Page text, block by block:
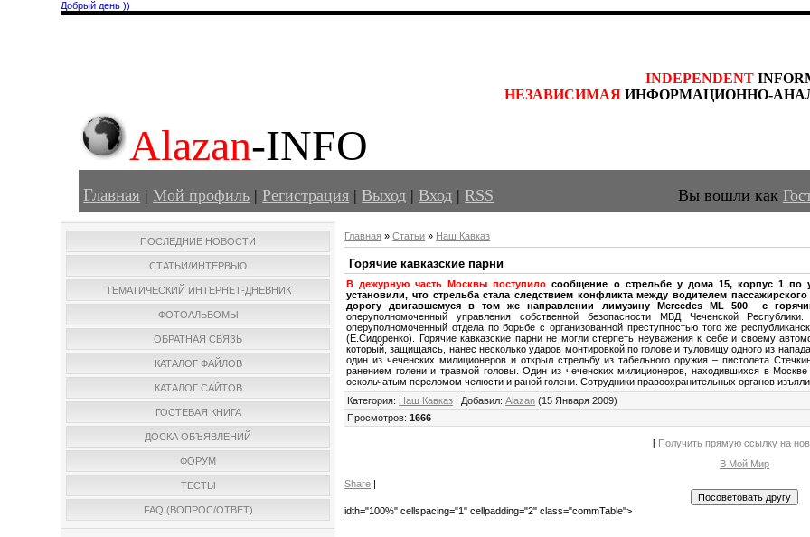
Добрый день ))
INDEPENDENT
НЕЗАВИСИМАЯ ИНФОРМАЦИОННО-
Alazan-INFO
Главная |Мой профиль |Регистрация |Выход |Вход |RSS Вы вошли как
ПОСЛЕДНИЕ НОВОСТИ
СТАТЬИ/ИНТЕРВЬЮ
ТЕМАТИЧЕСКИЙ ИНТЕРНЕТ-ДНЕВНИК
ФОТОАЛЬБОМЫ
ОБРАТНАЯ СВЯЗЬ
КАТАЛОГ ФАЙЛОВ
КАТАЛОГ САЙТОВ
ГОСТЕВАЯ КНИГА
ДОСКА ОБЪЯВЛЕНИЙ
ФОРУМ
ТЕСТЫ
FAQ (ВОПРОС/ОТВЕТ)
Главная »Статьи » Наш Кавказ
Горячие кавказские парни
В дежурную часть Москвы поступило сообщение о стрельбе у дома 15, корпус 1 по
установили, что стрельба стала следствием конфликта между водителем
дорогу двигавшемуся в том же направлении лимузину Mercedes МL 500 с
оперуполномоченный управления собственной безопасности МВД Чеченской
оперуполномоченный отдела по борьбе с организованной преступностью того же
(Е.Сидоренко). Горячие кавказские парни не могли стерпеть неуважения к себе и своему
который, защищаясь, нанес несколько ударов монтировкой по голове и туловищу одного из
один из чеченских милиционеров и открыл стрельбу из табельного оружия – пистолета
ранением голени и травмой головы. Один из чеченских милиционеров, находившихся в
оскольчатым переломом челюсти и раной голени. Сотрудники правоохранительных органов
Категория: Наш Кавказ | Добавил:Alazan (15 Января 2009)
Просмотров:1666
[ Получить прямую ссылку на
В Мой Мир
Share
idth="100%" cellspacing="1" cellpadding="2" class="commTable">